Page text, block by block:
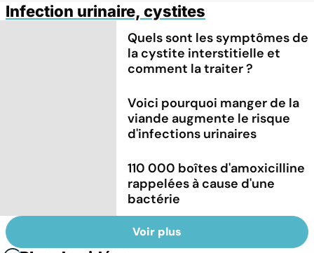
Infection urinaire, cystites
Quels sont les symptômes de
la cystite interstitielle et
comment la traiter ?
Voici pourquoi manger de la
viande augmente le risque
d'infections urinaires
110 000 boîtes d'amoxicilline
rappelées à cause d'une
bactérie
Voir plus